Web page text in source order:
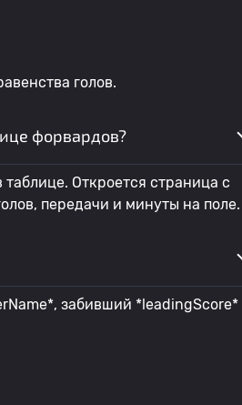
голов.
форвардов?
Откроется страница с
передачи и минуты на поле.
забивший *leadingScore*